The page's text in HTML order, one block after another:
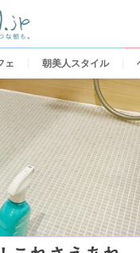
ェ 朝美人スタイル